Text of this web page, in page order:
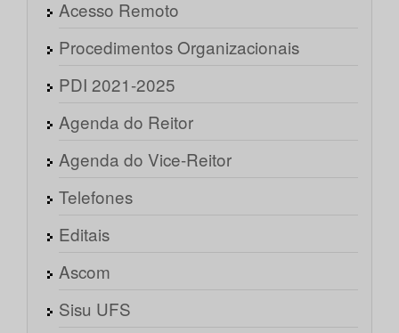
Acesso Remoto
Procedimentos Organizacionais
PDI 2021-2025
Agenda do Reitor
Agenda do Vice-Reitor
Telefones
Editais
Ascom
Sisu UFS